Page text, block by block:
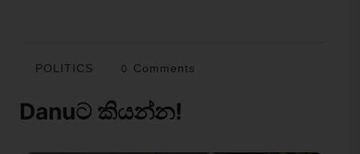
POLITICS 0 Comments